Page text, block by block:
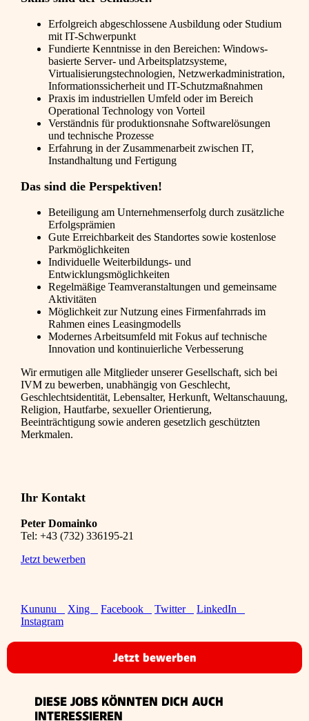
Erfolgreich abgeschlossene Ausbildung oder Studium
mit IT-Schwerpunkt
Fundierte Kenntnisse in den Bereichen: Windows-
basierte Server- und Arbeitsplatzsysteme,
Virtualisierungstechnologien, Netzwerkadministration,
Informationssicherheit und IT-Schutzmaßnahmen
Praxis im industriellen Umfeld oder im Bereich
Operational Technology von Vorteil
Verständnis für produktionsnahe Softwarelösungen
und technische Prozesse
Erfahrung in der Zusammenarbeit zwischen IT,
Instandhaltung und Fertigung
Das sind die Perspektiven!
Beteiligung am Unternehmenserfolg durch zusätzliche
Erfolgsprämien
Gute Erreichbarkeit des Standortes sowie kostenlose
Parkmöglichkeiten
Individuelle Weiterbildungs- und
Entwicklungsmöglichkeiten
Regelmäßige Teamveranstaltungen und gemeinsame
Aktivitäten
Möglichkeit zur Nutzung eines Firmenfahrrads im
Rahmen eines Leasingmodells
Modernes Arbeitsumfeld mit Fokus auf technische
Innovation und kontinuierliche Verbesserung
Wir ermutigen alle Mitglieder unserer Gesellschaft, sich bei
IVM zu bewerben, unabhängig von Geschlecht,
Geschlechtsidentität, Lebensalter, Herkunft, Weltanschauung,
Religion, Hautfarbe, sexueller Orientierung,
Beeinträchtigung sowie anderen gesetzlich geschützten
Merkmalen.
Ihr Kontakt
Peter Domainko
Tel: +43 (732) 336195-21
Jetzt bewerben
Kununu Xing Facebook Twitter
LinkedIn
Instagram
Jetzt bewerben
DIESE JOBS KÖNNTEN DICH AUCH
INTERESSIEREN